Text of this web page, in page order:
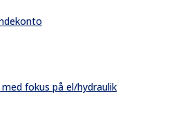
fokus på el/hydraulik